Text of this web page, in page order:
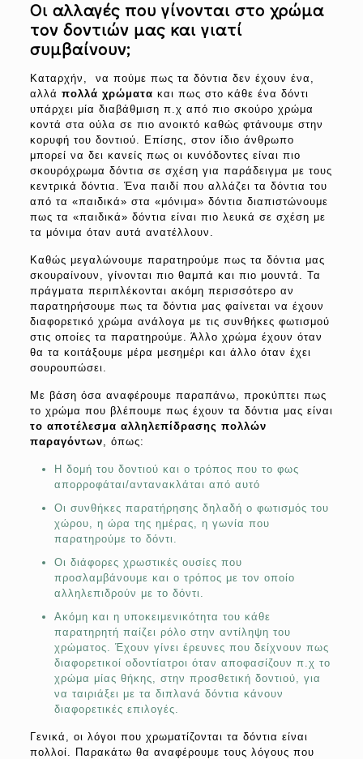
Οι αλλαγές που γίνονται στο χρώμα
τον δοντιών μας και γιατί
συμβαίνουν;
Καταρχήν, να πούμε πως τα δόντια δεν έχουν ένα,
αλλά πολλά χρώματα και πως στο κάθε ένα δόντι
υπάρχει μία διαβάθμιση π.χ από πιο σκούρο χρώμα
κοντά στα ούλα σε πιο ανοικτό καθώς φτάνουμε στην
κορυφή του δοντιού. Επίσης, στον ίδιο άνθρωπο
μπορεί να δει κανείς πως οι κυνόδοντες είναι πιο
σκουρόχρωμα δόντια σε σχέση για παράδειγμα με τους
κεντρικά δόντια. Ένα παιδί που αλλάζει τα δόντια του
από τα «παιδικά» στα «μόνιμα» δόντια διαπιστώνουμε
πως τα «παιδικά» δόντια είναι πιο λευκά σε σχέση με
τα μόνιμα όταν αυτά ανατέλλουν.
Καθώς μεγαλώνουμε παρατηρούμε πως τα δόντια μας
σκουραίνουν, γίνονται πιο θαμπά και πιο μουντά. Τα
πράγματα περιπλέκονται ακόμη περισσότερο αν
παρατηρήσουμε πως τα δόντια μας φαίνεται να έχουν
διαφορετικό χρώμα ανάλογα με τις συνθήκες φωτισμού
στις οποίες τα παρατηρούμε. Άλλο χρώμα έχουν όταν
θα τα κοιτάξουμε μέρα μεσημέρι και άλλο όταν έχει
σουρουπώσει.
Με βάση όσα αναφέρουμε παραπάνω, προκύπτει πως
το χρώμα που βλέπουμε πως έχουν τα δόντια μας είναι
το αποτέλεσμα αλληλεπίδρασης πολλών
παραγόντων , όπως:
Η δομή του δοντιού και ο τρόπος που το φως
απορροφάται/αντανακλάται από αυτό
Οι συνθήκες παρατήρησης δηλαδή ο φωτισμός του
χώρου, η ώρα της ημέρας, η γωνία που
παρατηρούμε το δόντι.
Οι διάφορες χρωστικές ουσίες που
προσλαμβάνουμε και ο τρόπος με τον οποίο
αλληλεπιδρούν με το δόντι.
Ακόμη και η υποκειμενικότητα του κάθε
παρατηρητή παίζει ρόλο στην αντίληψη του
χρώματος. Έχουν γίνει έρευνες που δείχνουν πως
διαφορετικοί οδοντίατροι όταν αποφασίζουν π.χ το
χρώμα μίας θήκης, στην προσθετική δοντιού, για
να ταιριάξει με τα διπλανά δόντια κάνουν
διαφορετικές επιλογές.
Γενικά, οι λόγοι που χρωματίζονται τα δόντια είναι
πολλοί. Παρακάτω θα αναφέρουμε τους λόγους που